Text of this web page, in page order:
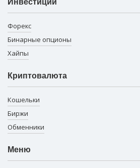
Форекс
Бинарные опционы
Хайпы
Криптовалюта
Кошельки
Биржи
Обменники
Меню